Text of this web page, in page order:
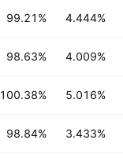
99.21% 4.444%
98.63% 4.009%
100.38% 5.016%
98.84% 3.433%